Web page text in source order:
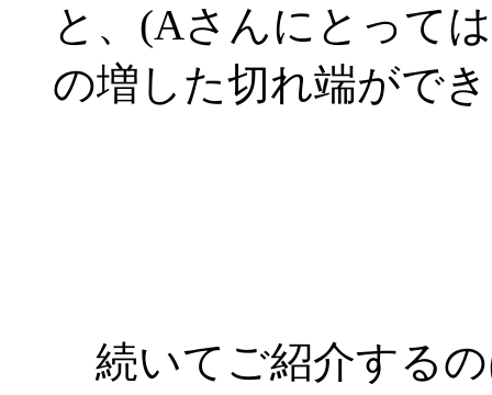
と、(Aさんにとって
の増した切れ端がで
続いてご紹介する